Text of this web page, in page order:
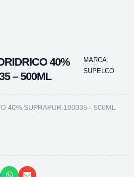
40%
– 500ML
MARCA:
SUPELCO
40% SUPRAPUR 100335 - 500ML